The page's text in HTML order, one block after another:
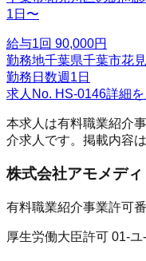
1日〜
給与1回 90,000円
勤務地千葉県千葉市花
勤務日数週1日
求人No. HS-0146詳細
本求人は有料職業紹介
介求人です。掲載内容
株式会社アモメディ
有料職業紹介事業許可
厚生労働大臣許可 01-